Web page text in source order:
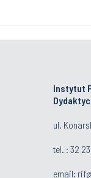
Instytut
ul.
tel. : 32
email: